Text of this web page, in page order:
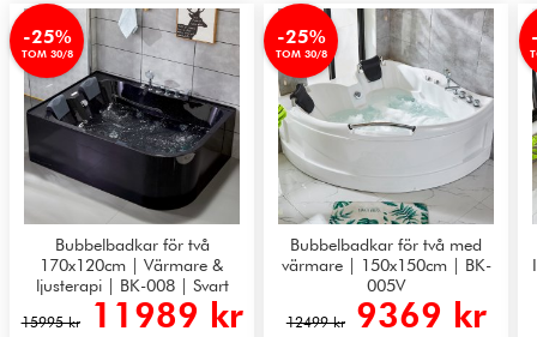
-25%
TOM 30/8
Bubbelbadkar för två
170x120cm | Värmare &
ljusterapi | BK-008 | Svart
15995 kr 11989 kr
-25%
TOM 30/8
Bubbelbadkar för två med
värmare | 150x150cm | BK-
005V
12499 kr 9369 kr